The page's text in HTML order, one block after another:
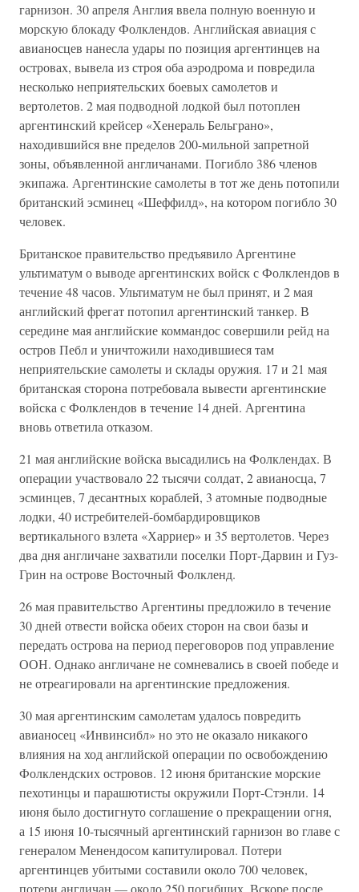
гарнизон. 30 апреля Англия ввела полную военную и
морскую блокаду Фолклендов. Английская авиация с
авианосцев нанесла удары по позиция аргентинцев на
островах, вывела из строя оба аэродрома и повредила
несколько неприятельских боевых самолетов и
вертолетов. 2 мая подводной лодкой был потоплен
аргентинский крейсер «Хенераль Бельграно»,
находившийся вне пределов 200-мильной запретной
зоны, объявленной англичанами. Погибло 386 членов
экипажа. Аргентинские самолеты в тот же день потопили
британский эсминец «Шеффилд», на котором погибло 30
человек.
Британское правительство предъявило Аргентине
ультиматум о выводе аргентинских войск с Фолклендов в
течение 48 часов. Ультиматум не был принят, и 2 мая
английский фрегат потопил аргентинский танкер. В
середине мая английские коммандос совершили рейд на
остров Пебл и уничтожили находившиеся там
неприятельские самолеты и склады оружия. 17 и 21 мая
британская сторона потребовала вывести аргентинские
войска с Фолклендов в течение 14 дней. Аргентина
вновь ответила отказом.
21 мая английские войска высадились на Фолклендах. В
операции участвовало 22 тысячи солдат, 2 авианосца, 7
эсминцев, 7 десантных кораблей, 3 атомные подводные
лодки, 40 истребителей-бомбардировщиков
вертикального взлета «Харриер» и 35 вертолетов. Через
два дня англичане захватили поселки Порт-Дарвин и Гуз-
Грин на острове Восточный Фолкленд.
26 мая правительство Аргентины предложило в течение
30 дней отвести войска обеих сторон на свои базы и
передать острова на период переговоров под управление
ООН. Однако англичане не сомневались в своей победе и
не отреагировали на аргентинские предложения.
30 мая аргентинским самолетам удалось повредить
авианосец «Инвинсибл» но это не оказало никакого
влияния на ход английской операции по освобождению
Фолклендских островов. 12 июня британские морские
пехотинцы и парашютисты окружили Порт-Стэнли. 14
июня было достигнуто соглашение о прекращении огня,
а 15 июня 10-тысячный аргентинский гарнизон во главе с
генералом Менендосом капитулировал. Потери
аргентинцев убитыми составили около 700 человек,
потери англичан — около 250 погибших. Вскоре после